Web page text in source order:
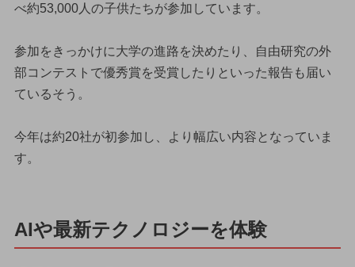
べ約53,000人の子供たちが参加しています。
参加をきっかけに大学の進路を決めたり、自由研究の外
部コンテストで優秀賞を受賞したりといった報告も届い
ているそう。
今年は約20社が初参加し、より幅広い内容となっていま
す。
AIや最新テクノロジーを体験